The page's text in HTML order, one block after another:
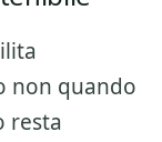
non quando
resta